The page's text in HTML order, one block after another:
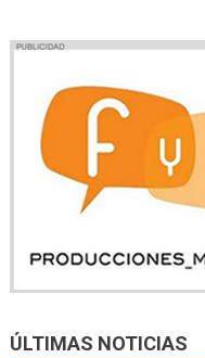
ÚLTIMAS NOTICIAS